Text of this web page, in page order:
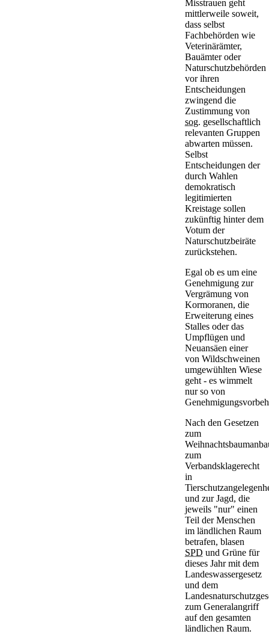
Misstrauen geht
mittlerweile soweit,
dass selbst
Fachbehörden wie
Veterinärämter,
Bauämter oder
Naturschutzbehörden
vor ihren
Entscheidungen
zwingend die
Zustimmung von
sog. gesellschaftlich
relevanten Gruppen
abwarten müssen.
Selbst
Entscheidungen der
durch Wahlen
demokratisch
legitimierten
Kreistage sollen
zukünftig hinter dem
Votum der
Naturschutzbeiräte
zurückstehen.
Egal ob es um eine
Genehmigung zur
Vergrämung von
Kormoranen, die
Erweiterung eines
Stalles oder das
Umpflügen und
Neuansäen einer
von Wildschweinen
umgewühlten Wiese
geht - es wimmelt
nur so von
Nach den Gesetzen
zum
zum
Verbandsklagerecht
in
und zur Jagd, die
jeweils "nur" einen
Teil der Menschen
im ländlichen Raum
betrafen, blasen
SPD und Grüne für
dieses Jahr mit dem
Landeswassergesetz
und dem
zum Generalangriff
auf den gesamten
ländlichen Raum.